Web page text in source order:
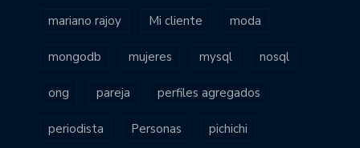
mariano rajoy Mi cliente moda
mongodb mujeres mysql nosql
ong pareja perfiles agregados
periodista Personas pichichi